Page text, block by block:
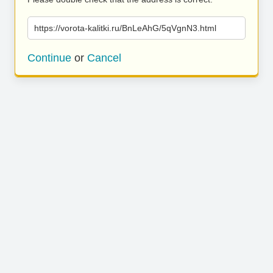
https://vorota-kalitki.ru/BnLeAhG/5qVgnN3.html
Continue or Cancel